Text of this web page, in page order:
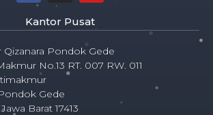
Kantor Pusat
Qizanara Pondok Gede
No.13 RT. 007 RW. 011
Gede
Barat 17413